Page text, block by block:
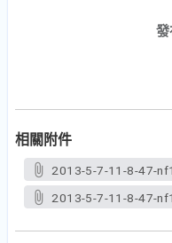
發
相關附件
2013-5-7-11-8-47-
2013-5-7-11-8-47-